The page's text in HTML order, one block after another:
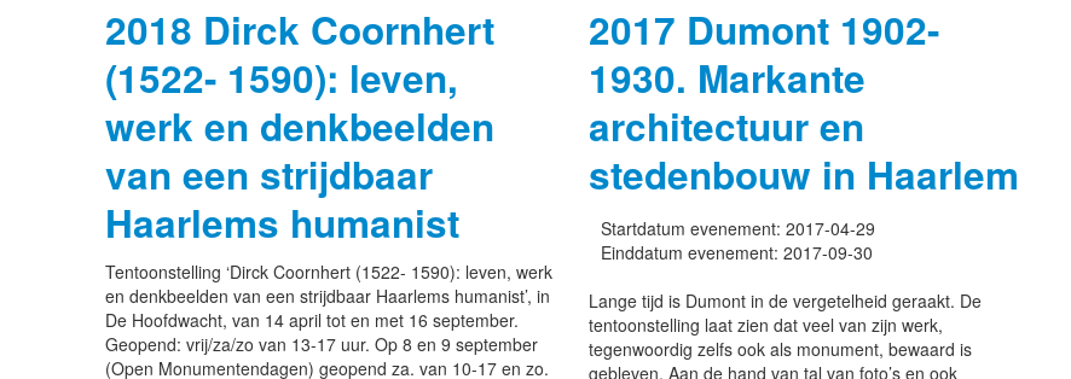
2018 Dirck Coornhert
(1522- 1590): leven,
werk en denkbeelden
van een strijdbaar
Haarlems humanist
Tentoonstelling ‘Dirck Coornhert (1522- 1590): leven, werk
en denkbeelden van een strijdbaar Haarlems humanist’, in
De Hoofdwacht, van 14 april tot en met 16 september.
Geopend: vrij/za/zo van 13-17 uur. Op 8 en 9 september
(Open Monumentendagen) geopend za. van 10-17 en zo.
2017 Dumont 1902-
1930. Markante
architectuur en
stedenbouw in Haarlem
Startdatum evenement: 2017-04-29
Einddatum evenement: 2017-09-30
Lange tijd is Dumont in de vergetelheid geraakt. De
tentoonstelling laat zien dat veel van zijn werk,
tegenwoordig zelfs ook als monument, bewaard is
gebleven. Aan de hand van tal van foto’s en ook